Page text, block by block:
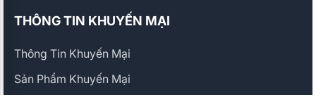
THÔNG TIN KHUYẾN MẠI
Thông Tin Khuyến Mại
Sản Phẩm Khuyến Mại